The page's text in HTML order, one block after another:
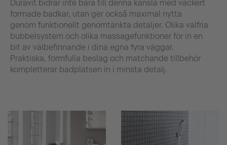
Duravit bidrar inte bara till denna känsla med vackert
formade badkar, utan ger också maximal nytta
genom funktionellt genomtänkta detaljer. Olika valfria
bubbelsystem och olika massagefunktioner för in en
bit av välbefinnande i dina egna fyra väggar.
Praktiska, formfulla beslag och matchande tillbehör
kompletterar badplatsen in i minsta detalj.